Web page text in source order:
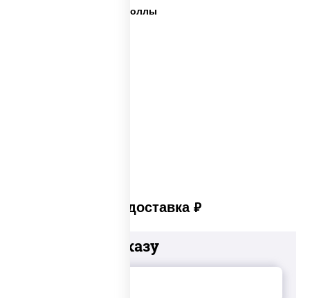
Пицца суши вок сеты роллы
Платная доставка руб
Добавьте к заказу